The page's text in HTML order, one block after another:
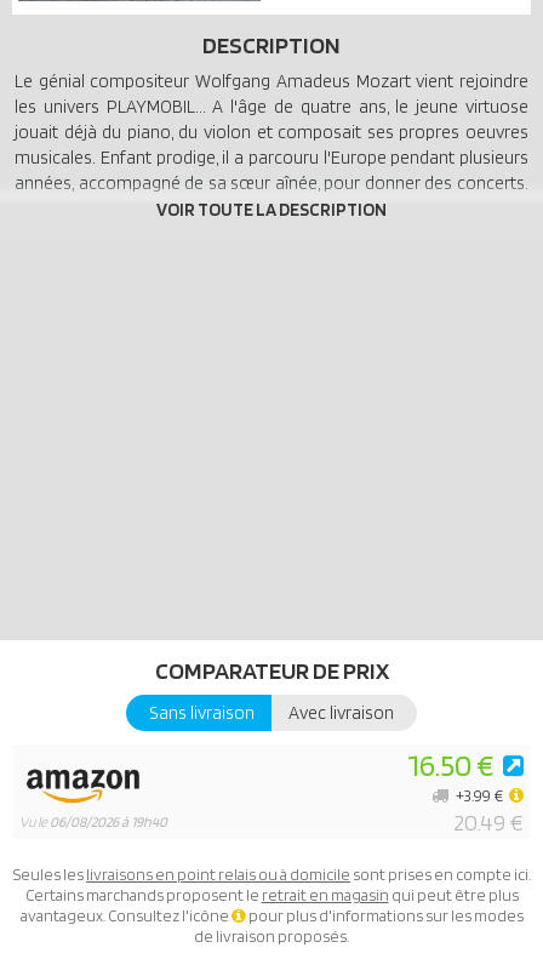
DESCRIPTION
Le génial compositeur Wolfgang Amadeus Mozart vient rejoindre
les univers PLAYMOBIL... A l'âge de quatre ans, le jeune virtuose
jouait déjà du piano, du violon et composait ses propres oeuvres
musicales. Enfant prodige, il a parcouru l'Europe pendant plusieurs
années, accompagné de sa sœur aînée, pour donner des concerts.
Son extraordinaire talent conquiert toujours le public et ses
COMPARATEUR DE PRIX
Sans livraison Avec livraison
Vu le06/08/2026 à 19h40
16.50 €
20.49 €
+3.99 €
Seules leslivraisons en point relais ou à domicile sont prises en compte ici.
Certains marchands proposent le retrait en magasin qui peut être plus
avantageux. Consultez l'icône
pour plus d'informations sur les modes
de livraison proposés.